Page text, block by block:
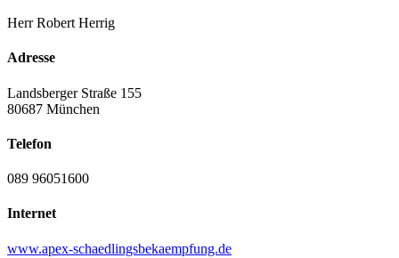
Herr Robert Herrig
Adresse
Landsberger Straße 155
80687 München
Telefon
089 96051600
Internet
www.apex-schaedlingsbekaempfung.de